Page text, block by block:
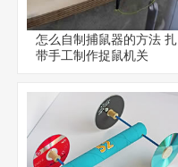
怎么自制捕鼠器的方法 扎
带手工制作捉鼠机关